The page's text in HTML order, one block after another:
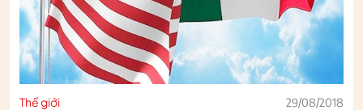
Thế giới 29/08/2018